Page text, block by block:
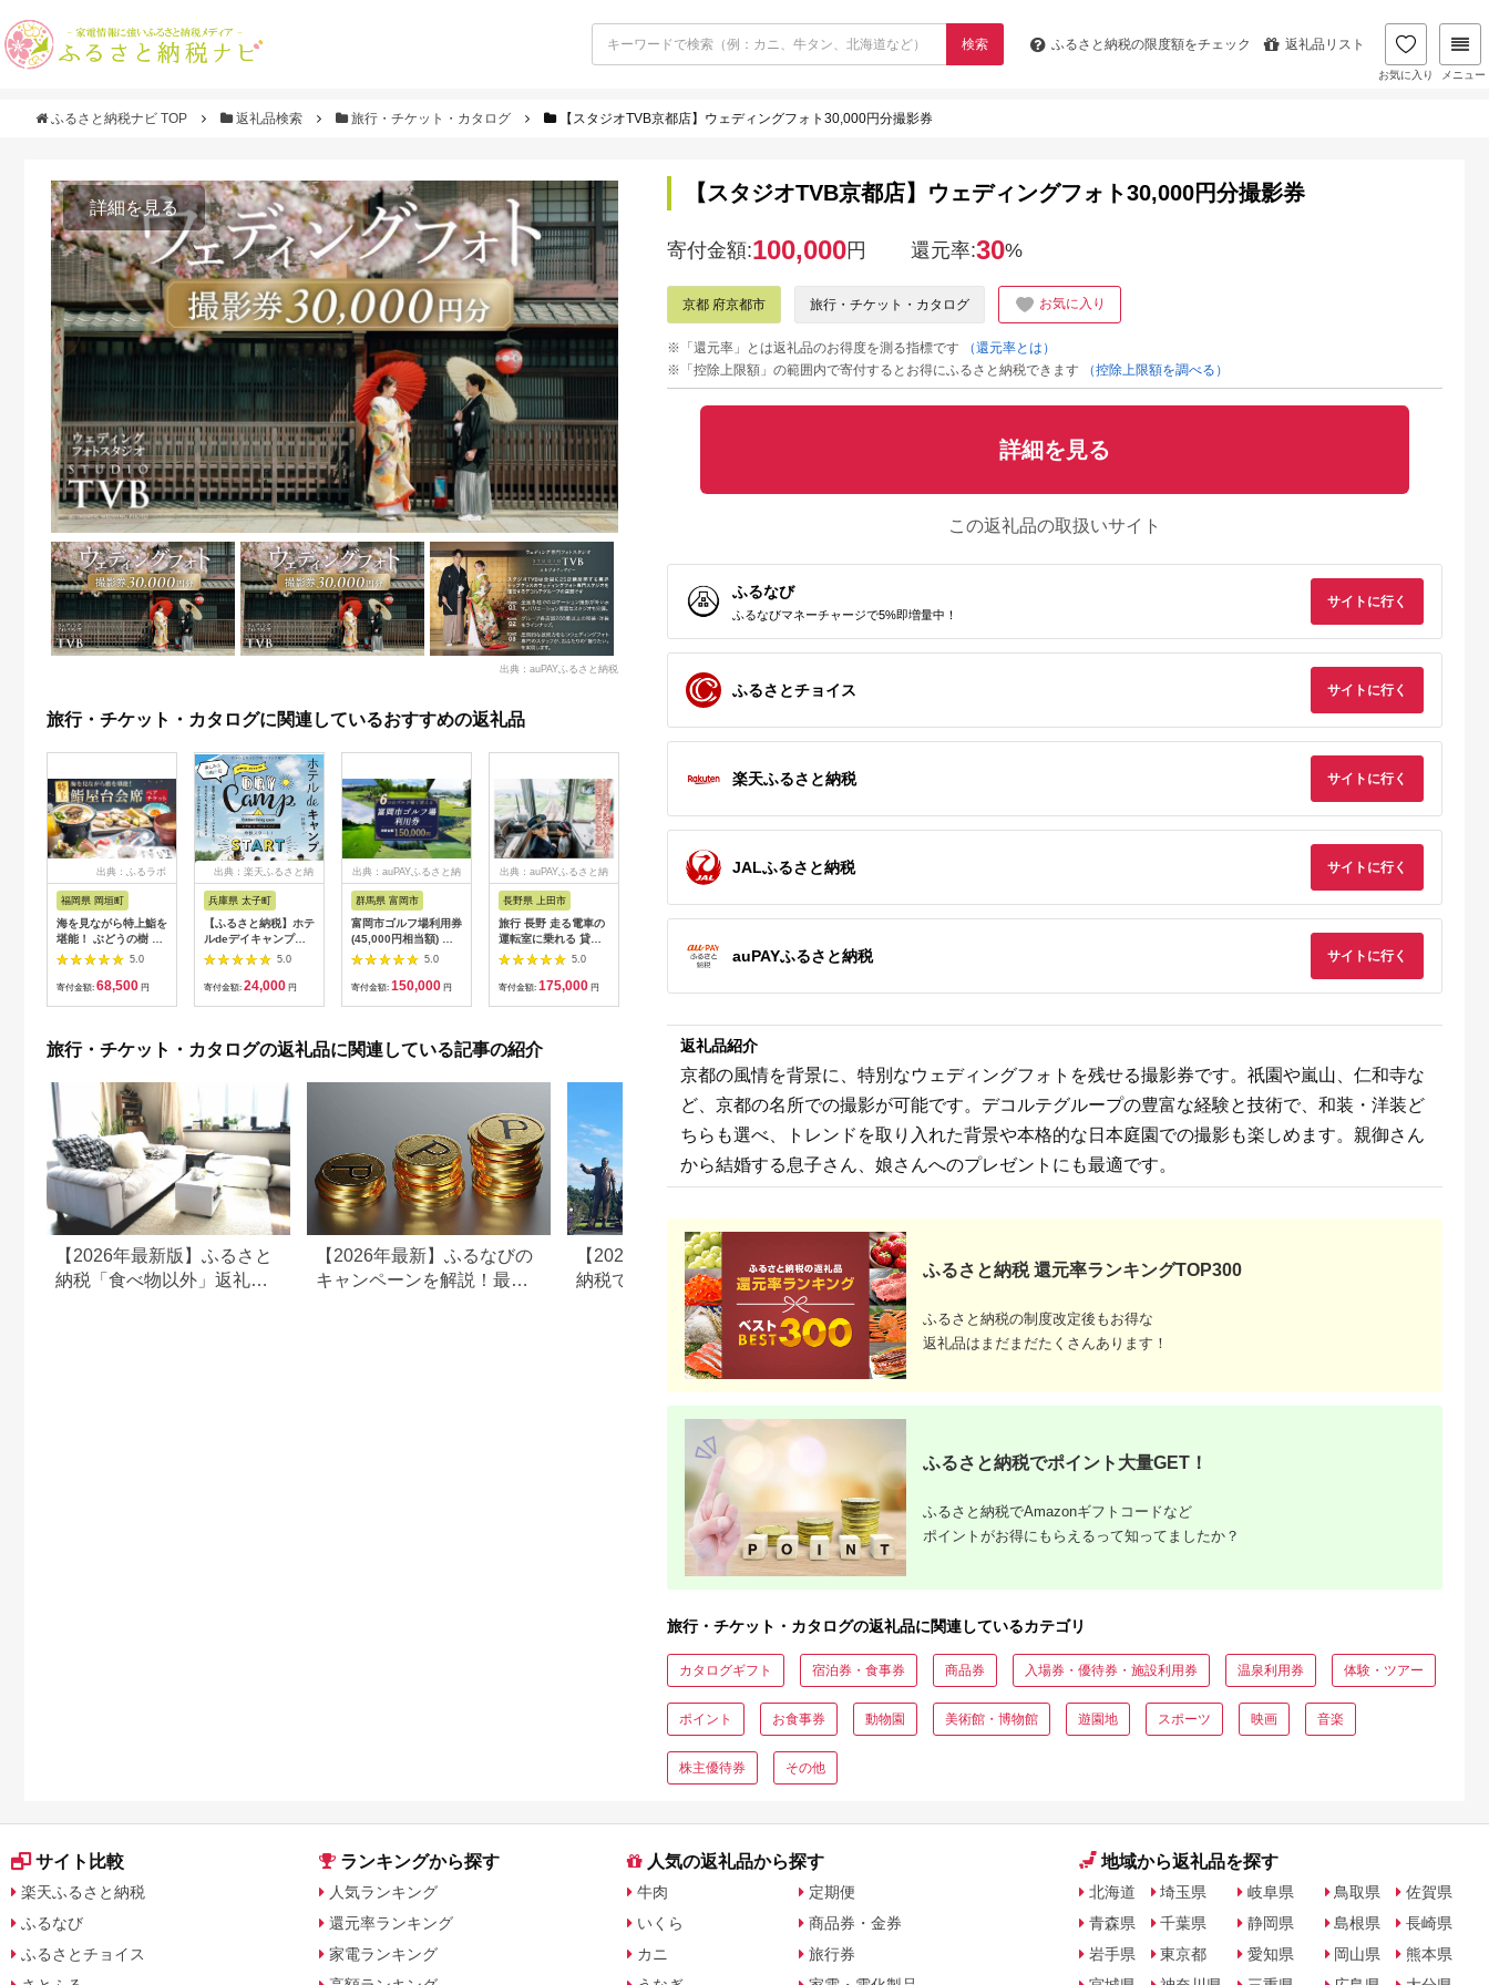
検索 ふるさと納税の限度額をチェック 返礼品リスト
お気に入り メニュー
ふるさと納税ナビ TOP 返礼品検索 旅行・チケット・カタログ 【スタジオTVB京都店】ウェディングフォト30,000円分撮影券
詳細を見る
出典：auPAYふるさと納税
旅行・チケット・カタログに関連しているおすすめの返礼品
出典：ふるラボ
福岡県 岡垣町
海を見ながら特上鮨を
堪能！ ぶどうの樹 鮨
屋台ペア お食事券 海
鮮 海 屋台 食事 ペア
福岡県 岡垣町
5.0
寄付金額: 68,500 円
出典：楽天ふるさと納
兵庫県 太子町
【ふるさと納税】ホテ
ルdeデイキャンプ体
験チケット
【1364991】
5.0
寄付金額: 24,000 円
出典：auPAYふるさと納
群馬県 富岡市
富岡市ゴルフ場利用券
(45,000円相当額) ゴ
ルフ チケット 平日 土
日 祝日 プレー券 関東
群馬県 首都圏 F20E-
5.0
寄付金額: 150,000 円
出典：auPAYふるさと納
長野県 上田市
旅行 長野 走る電車の
運転室に乗れる 貸切
列車でお仕事体験 体
験 チケット 電車 鉄道
列車 サービス 子供 子
5.0
寄付金額: 175,000 円
出典：dショッピングふ
るさと納税
富士カントリー可児ク
円分）【0018-007】
5.0
出典：auPAYふるさと納
伊東園ホテル・伊東園
テル松川館 ご宿泊券
5.0
159-2009-06 大磯迎
だわり 大磯グルメ 】
石垣島の自然を満喫！
出典：ふるラボ
北海道富良野市 日本
旅行 地域限定旅行ク
出典：auPAYふるさと
信州健康ランド ギフ
ト券（1000円券×9
枚） | 信州健康ラン
旅行・チケット・カタログの返礼品に関連している記事の紹介
【2026年最新版】ふるさと
納税「食べ物以外」返礼品
【2026年最新】ふるなびの
キャンペーンを解説！最大
【2026年最新版】ふるさと
納税でディズニー返礼品は
もらえる？ホテル・チケッ
ト・公式グッズを徹底解説
ふるさと納税、年収いくら
で30万円寄付できる？おす
すめ返礼品も紹介
【スタジオTVB京都店】ウェディングフォト30,000円分撮影券
寄付金額:100,000円 還元率:30%
京都 府京都市 旅行・チケット・カタログ お気に入り
※「還元率」とは返礼品のお得度を測る指標です
（還元率とは）
※「控除上限額」の範囲内で寄付するとお得にふるさと納税できます
（控除上限額を調べる）
詳細を見る
この返礼品の取扱いサイト
ふるなび
ふるなびマネーチャージで5%即増量中！
サイトに行く
ふるさとチョイス サイトに行く
楽天ふるさと納税 サイトに行く
JALふるさと納税 サイトに行く
auPAYふるさと納税 サイトに行く
返礼品紹介
京都の風情を背景に、特別なウェディングフォトを残せる撮影券です。祇園や嵐山、仁和寺な
ど、京都の名所での撮影が可能です。デコルテグループの豊富な経験と技術で、和装・洋装ど
ちらも選べ、トレンドを取り入れた背景や本格的な日本庭園での撮影も楽しめます。親御さん
から結婚する息子さん、娘さんへのプレゼントにも最適です。
ふるさと納税 還元率ランキングTOP300
ふるさと納税の制度改定後もお得な
返礼品はまだまだたくさんあります！
ふるさと納税でポイント大量GET！
ふるさと納税でAmazonギフトコードなど
ポイントがお得にもらえるって知ってましたか？
旅行・チケット・カタログの返礼品に関連しているカテゴリ
カタログギフト 宿泊券・食事券 商品券 入場券・優待券・施設利用券 温泉利用券 体験・ツアー
ポイント お食事券 動物園 美術館・博物館 遊園地 スポーツ 映画 音楽
株主優待券 その他
サイト比較
楽天ふるさと納税
ふるなび
ふるさとチョイス
ランキングから探す
人気ランキング
還元率ランキング
家電ランキング
人気の返礼品から探す
牛肉
いくら
カニ
定期便
商品券・金券
旅行券
地域から返礼品を探す
北海道
青森県
岩手県
埼玉県
千葉県
東京都
岐阜県
静岡県
愛知県
鳥取県
島根県
岡山県
佐賀県
長崎県
熊本県